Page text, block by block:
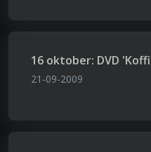
16 oktober: DVD
21-09-2009